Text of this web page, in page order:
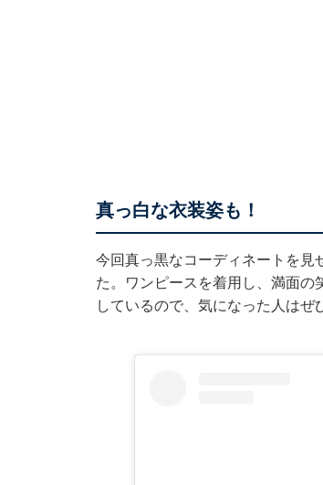
真っ白な衣装姿も！
今回真っ黒なコーディネートを見
た。ワンピースを着用し、満面の
しているので、気になった人はぜ